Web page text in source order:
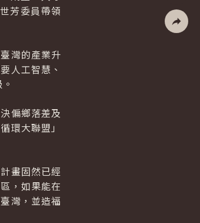
列印
芳委員帶領
灣的產業升
人工智慧、
偏鄉落差及
環大聯盟」
畫固然已經
，如果能在
灣，並造福